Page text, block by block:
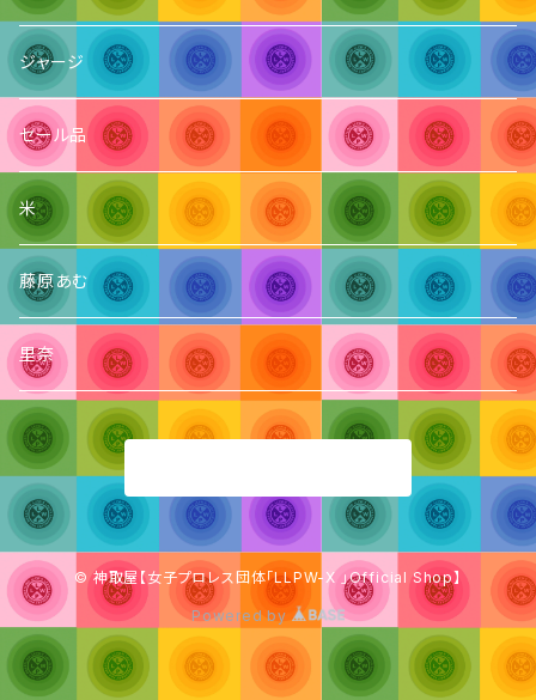
ジャージ
セール品
米
藤原あむ
里奈
© 神取屋【女子プロレス団体「LLPW-X 」Official Shop】
Powered by